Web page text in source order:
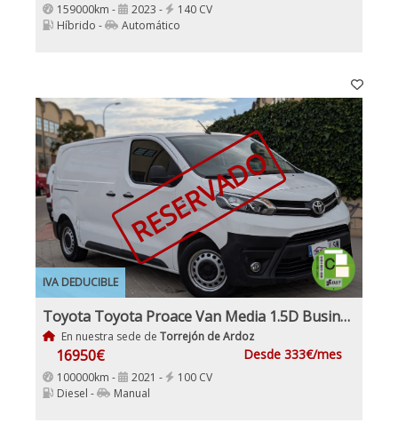
159000km - 2023 -
140 CV
Híbrido -
Automático
IVA DEDUCIBLE
RESERVADO
Toyota Toyota Proace Van Media 1.5D Business Furgon
En nuestra sede de Torrejón de Ardoz
16950€ Desde 333€/mes
100000km - 2021 -
100 CV
Diesel -
Manual